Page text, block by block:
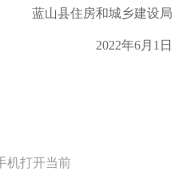
蓝山县住房和城乡建设局
2022年6月 1 日
机打开当前